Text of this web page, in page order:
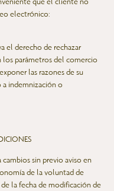
electrónico:
el derecho de rechazar
los parámetros del comercio
las razones de su
a indemnización o
sin previo aviso en
de la voluntad de
de la fecha de modificación de